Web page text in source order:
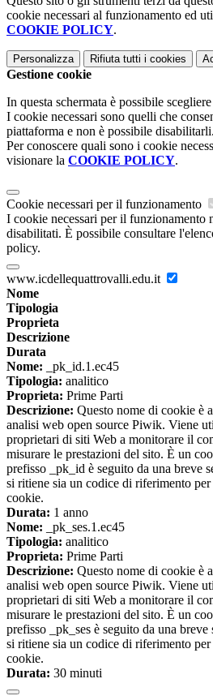
cookie necessari al funzionamento ed
COOKIE POLICY.
Personalizza Rifiuta tutti i cookies
Gestione cookie
In questa schermata è possibile
I cookie necessari sono quelli che
piattaforma e non è possibile disabilitarli.
Per conoscere quali sono i cookie
visionare la COOKIE POLICY.
Cookie necessari per il funzionamento
I cookie necessari per il funzionamento
disabilitati. È possibile consultare
policy.
www.icdellequattrovalli.edu.it
Nome
Tipologia
Proprieta
Descrizione
Durata
Nome: _pk_id.1.ec45
Tipologia: analitico
Proprieta: Prime Parti
Descrizione: Questo nome di cookie è
analisi web open source Piwik. Viene
proprietari di siti Web a monitorare il
misurare le prestazioni del sito. È un
prefisso _pk_id è seguito da una breve
si ritiene sia un codice di riferimento
cookie.
Durata: 1 anno
Nome: _pk_ses.1.ec45
Tipologia: analitico
Proprieta: Prime Parti
Descrizione: Questo nome di cookie è
analisi web open source Piwik. Viene
proprietari di siti Web a monitorare il
misurare le prestazioni del sito. È un
prefisso _pk_ses è seguito da una
si ritiene sia un codice di riferimento
cookie.
Durata: 30 minuti